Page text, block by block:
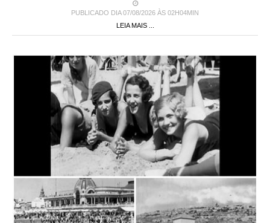
PUBLICADO DIA 07/08/2026 ÀS 02H04MIN
LEIA MAIS ...